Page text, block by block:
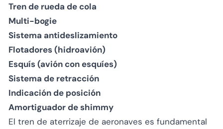
Tren de rueda de cola
Multi-bogie
Sistema antideslizamiento
Flotadores (hidroavión)
Esquís (avión con esquíes)
Sistema de retracción
Indicación de posición
Amortiguador de shimmy
El tren de aterrizaje de aeronaves es fundamental